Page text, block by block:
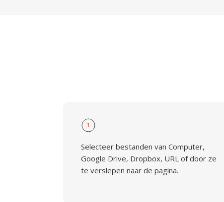
1
Selecteer bestanden van Computer,
Google Drive, Dropbox, URL of door ze
te verslepen naar de pagina.